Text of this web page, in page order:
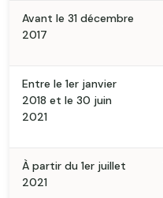
Avant le 31 décembre
2017
Entre le 1er janvier
2018 et le 30 juin
2021
À partir du 1er juillet
2021